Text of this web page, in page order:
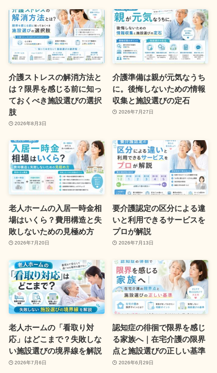
介護ストレスの解消方法と
は？限界を感じる前に知っ
ておくべき施設選びの選択
肢
2026年8月3日
介護準備は親が元気なうち
に。後悔しないための情報
収集と施設選びの定石
2026年7月27日
老人ホームの入居一時金相
場はいくら？費用構造と失
敗しないための見極め方
2026年7月20日
要介護認定の区分による違
いと利用できるサービスを
プロが解説
2026年7月13日
老人ホームの「看取り対
応」はどこまで？失敗しな
い施設選びの境界線を解説
2026年7月6日
認知症の徘徊で限界を感じ
る家族へ｜在宅介護の限界
点と施設選びの正しい基準
2026年6月29日